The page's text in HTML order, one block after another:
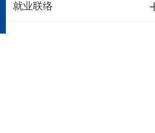
就业联络